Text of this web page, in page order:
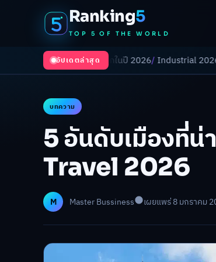
Ranking5
TOP 5 OF THE WORLD
อัปเดตล่าสุด
/Industrial 2026 : 5 เทคโนโลยีอุตสาหกรรม
บทความ
5 อันดับเมืองที่น่
Travel 2026
M Master Bussiness เผยแพร่ 8 มกราคม